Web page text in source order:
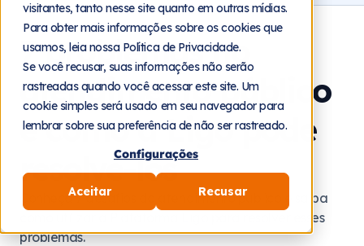
visitantes, tanto nesse site quanto em outras mídias.
Para obter mais informações sobre os cookies que
usamos, leia nossa Política de Privacidade.
Se você recusar, suas informações não serão
rastreadas quando você acessar este site. Um
cookie simples será usado em seu navegador para
lembrar sobre sua preferência de não ser rastreado.
Configurações
Aceitar Recusar
7 problemas no
atendimento público
e como a Ligo pode
resolvê-los
Conheça 7 desafios do atendimento público e saiba
como utilizar a Plataforma Ligo para resolver esses
problemas.